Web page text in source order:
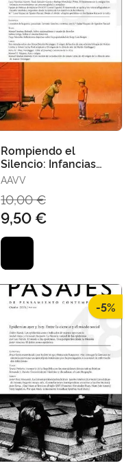
Rompiendo el
Silencio: Infancias
Amenazadas
AAVV
10,00 €
9,50 €
-5%